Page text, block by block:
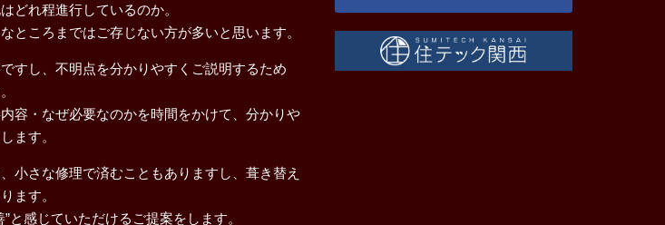
どれ程進行しているのか。
ところまではご存じない方が多いと思います。
すし、不明点を分かりやすくご説明するため
容・なぜ必要なのかを時間をかけて、分かりや
ます。
小さな修理で済むこともありますし、葺き替え
ます。
と感じていただけるご提案をします。